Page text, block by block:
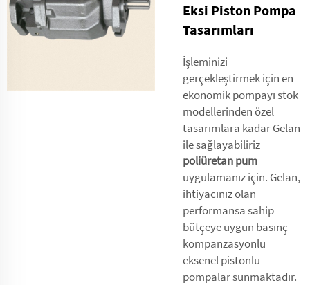
Eksi Piston Pompa
Tasarımları
İşleminizi
gerçekleştirmek için en
ekonomik pompayı stok
modellerinden özel
tasarımlara kadar Gelan
ile sağlayabiliriz
poliüretan pum
uygulamanız için. Gelan,
ihtiyacınız olan
performansa sahip
bütçeye uygun basınç
kompanzasyonlu
eksenel pistonlu
pompalar sunmaktadır.